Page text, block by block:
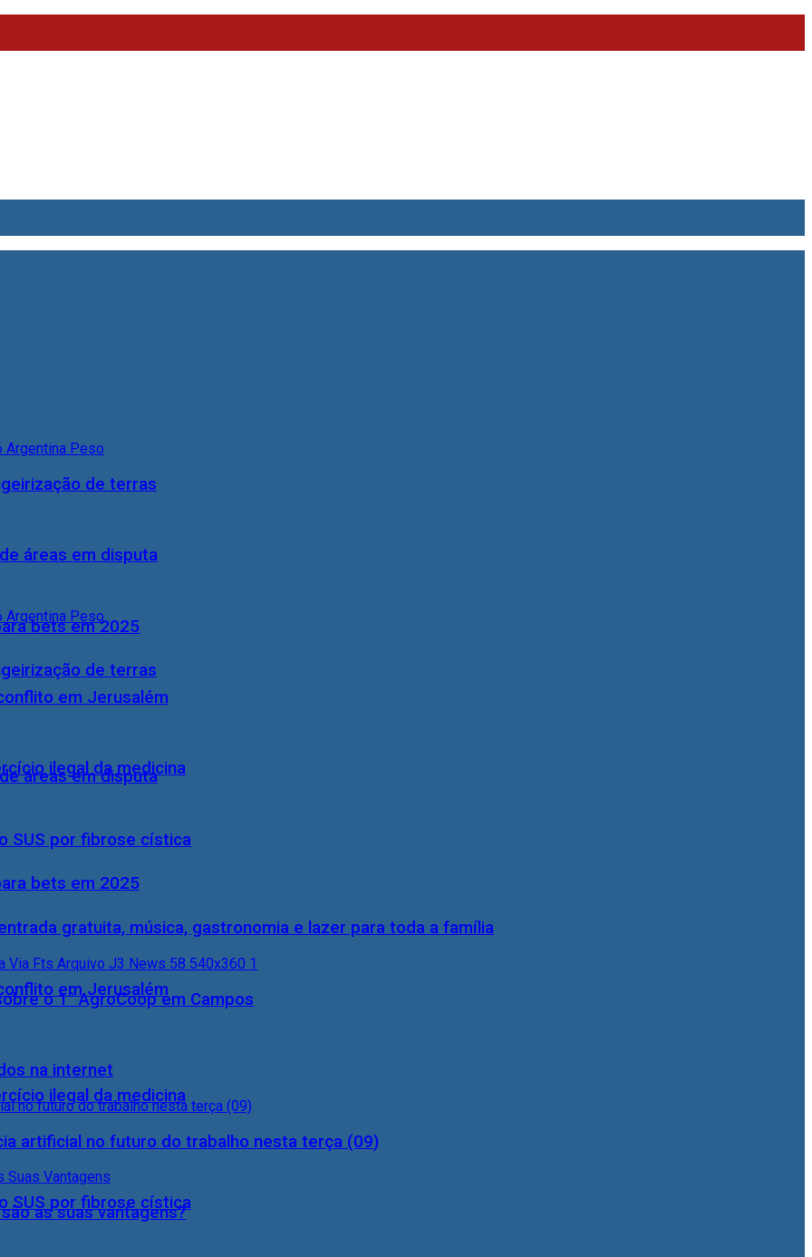
de terras
áreas em disputa
bets em 2025
em Jerusalém
ilegal da medicina
SUS por fibrose cística
de terras
áreas em disputa
bets em 2025
em Jerusalém
ilegal da medicina
SUS por fibrose cística
gratuita, música, gastronomia e lazer para toda a família
o 1° AgroCoop em Campos
na internet
artificial no futuro do trabalho nesta terça (09)
as suas vantagens?